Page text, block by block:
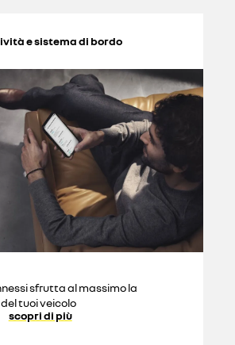
e sistema di bordo
sfrutta al massimo la
tuoi veicolo
scopri di più